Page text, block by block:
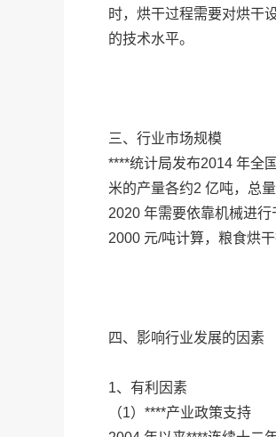
时，烘干过程需要对烘干
的技术水平。
三、行业市场规模
****统计局发布2014 年全
米的产量各约2 亿吨，总
2020 年需要依靠机械进
2000 元/吨计算，粮食烘
四、影响行业发展的因素
1、有利因素
（1）****产业政策支持